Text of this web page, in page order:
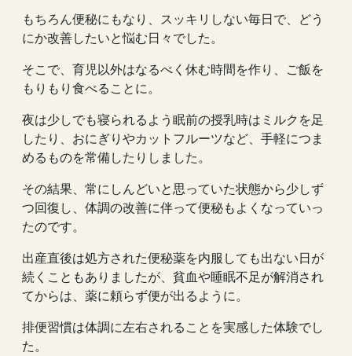
もちろん便秘にもなり、スッキリしない毎日で、どう
にか改善したいと悩む日々でした。
そこで、育児以外はなるべく休む時間を作り、ご飯を
もりもり食べることに。
夜は少しでも寝られるよう眠前の授乳時はミルクを足
したり、おにぎりやカットフルーツなど、手軽につま
めるものを常備したりしました。
その結果、常にしんどいと思っていた状態から少しず
つ回復し、体調の改善に伴って便秘もよくなっていっ
たのです。
出産直後は処方された便秘薬を内服しても出ない日が
続くこともありましたが、貧血や睡眠不足が解消され
てからは、薬に頼らず便が出るように。
排便習慣は体調に左右されることを実感した体験でし
た。